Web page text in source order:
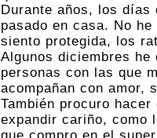
Durante años, los días
pasado en casa. No
siento protegida, los
Algunos diciembres
personas con las que
acompañan con amor,
También procuro
expandir cariño, como